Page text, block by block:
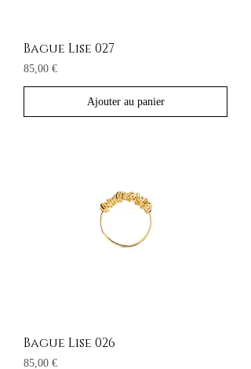
Bague Lise 027
Prix
85,00 €
Ajouter au panier
Bague Lise 026
Prix
85,00 €